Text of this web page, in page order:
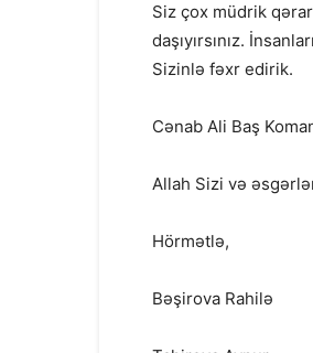
Siz çox müdrik
daşıyırsınız.
Sizinlə fəxr edirik.
Cənab Ali Baş
Allah Sizi və
Hörmətlə,
Bəşirova Rahilə